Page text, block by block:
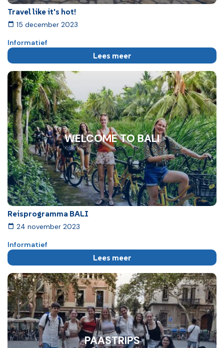
Travel like it's hot!
15 december 2023
Informatief
Lees meer
Reisprogramma BALI
24 november 2023
Informatief
Lees meer
WELCOME TO BALI
PAASTRIPS